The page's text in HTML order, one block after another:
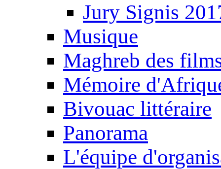
Jury Signis
Musique
Maghreb des
Mémoire
Bivouac littéraire
Panorama
L'équipe